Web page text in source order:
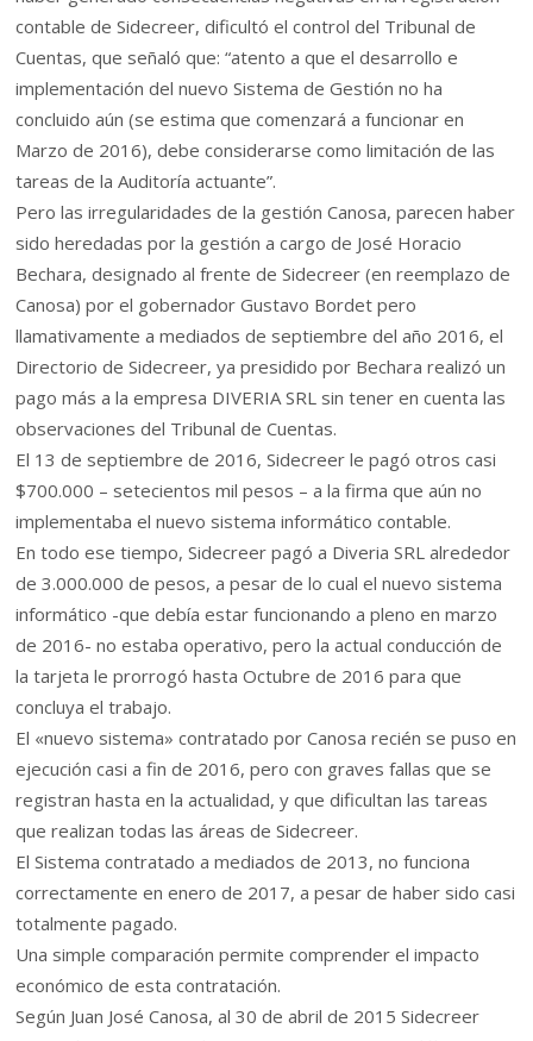
contable de Sidecreer, dificultó el control del Tribunal de
Cuentas, que señaló que: “atento a que el desarrollo e
implementación del nuevo Sistema de Gestión no ha
concluido aún (se estima que comenzará a funcionar en
Marzo de 2016), debe considerarse como limitación de las
tareas de la Auditoría actuante”.
Pero las irregularidades de la gestión Canosa, parecen haber
sido heredadas por la gestión a cargo de José Horacio
Bechara, designado al frente de Sidecreer (en reemplazo de
Canosa) por el gobernador Gustavo Bordet pero
llamativamente a mediados de septiembre del año 2016, el
Directorio de Sidecreer, ya presidido por Bechara realizó un
pago más a la empresa DIVERIA SRL sin tener en cuenta las
observaciones del Tribunal de Cuentas.
El 13 de septiembre de 2016, Sidecreer le pagó otros casi
$700.000 – setecientos mil pesos – a la firma que aún no
implementaba el nuevo sistema informático contable.
En todo ese tiempo, Sidecreer pagó a Diveria SRL alrededor
de 3.000.000 de pesos, a pesar de lo cual el nuevo sistema
informático -que debía estar funcionando a pleno en marzo
de 2016- no estaba operativo, pero la actual conducción de
la tarjeta le prorrogó hasta Octubre de 2016 para que
concluya el trabajo.
El «nuevo sistema» contratado por Canosa recién se puso en
ejecución casi a fin de 2016, pero con graves fallas que se
registran hasta en la actualidad, y que dificultan las tareas
que realizan todas las áreas de Sidecreer.
El Sistema contratado a mediados de 2013, no funciona
correctamente en enero de 2017, a pesar de haber sido casi
totalmente pagado.
Una simple comparación permite comprender el impacto
económico de esta contratación.
Según Juan José Canosa, al 30 de abril de 2015 Sidecreer